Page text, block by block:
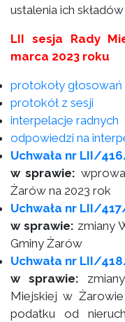
ustalenia ich
LII sesja Rady
marca 2023 roku
protokoły głosowań
protokół z sesji
interpelacje radnych
odpowiedzi na
Uchwała nr LII/
w sprawie:
Żarów na 2023 rok
Uchwała nr LII/
w sprawie: zmiany
Gminy Żarów
Uchwała nr LII/
w sprawie:
Miejskiej w
podatku od